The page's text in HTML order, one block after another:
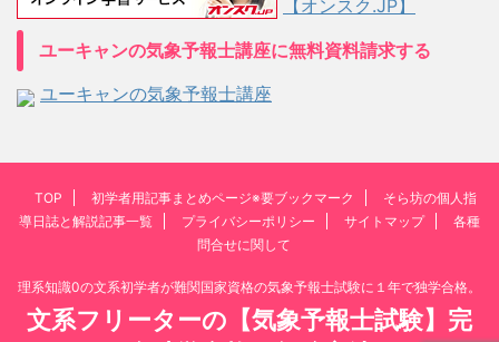
【オンスク.JP】
ユーキャンの気象予報士講座に無料資料請求する
ユーキャンの気象予報士講座
TOP 初学者用記事まとめページ※要ブックマーク
そら坊の個人指
導日誌と解説記事一覧
プライバシーポリシー サイトマップ
各種
問合せに関して
理系知識0の文系初学者が難関国家資格の気象予報士試験に１年で独学合格。
文系フリーターの【気象予報士試験】完